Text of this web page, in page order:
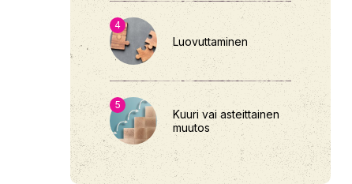
Luovuttaminen
Kuuri vai asteittainen
muutos